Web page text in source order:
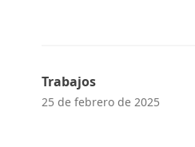
Trabajos
25 de febrero de 2025